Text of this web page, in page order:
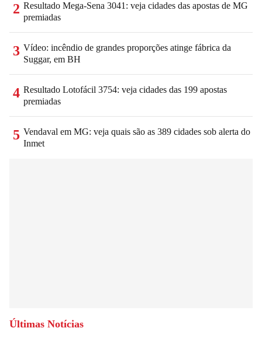
2 Resultado Mega-Sena 3041: veja cidades das apostas de MG
premiadas
3 Vídeo: incêndio de grandes proporções atinge fábrica da
Suggar, em BH
4 Resultado Lotofácil 3754: veja cidades das 199 apostas
premiadas
5 Vendaval em MG: veja quais são as 389 cidades sob alerta do
Inmet
Últimas Notícias